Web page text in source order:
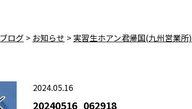
ブログ > お知らせ > 実習生ホアン君帰国(九州営業所)
2024.05.16
20240516_062918